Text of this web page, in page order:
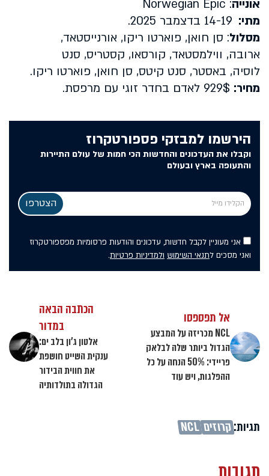
אונייה:
Norwegian Epic
מתי: 14-19 בדצמבר 2025.
מסלול: סן חואן, פוארטו ריקו, אורנייסטאד,
ארובה, ווילמסטאד, קורסאו, קסטריס, סנט
לוסיה, באסטר, סנט קיטס, סן חואן, פוארטו ריקו.
מחיר:
929$ לאדם בחדר זוגי עם מרפסת.
הירשמו למבזקי פספורטקרוז
וקבלו את העדכונים והחדשות הכי חמות של עולם התיירות
והתעופה בארץ ובעולם
אני מעוניין לקבל חדשות, עדכונים והודעות פרסומיות מפספורטקרוז
ואני מסכים לתנאי השימוש ולמדיניות פרטיות.
אל תפספסו
NCL מכריזה על המבצע
הגדול ביותר שלה לבלאק
פריידי: 50% הנחה על כל
ההפלגות, ויש עוד
הכתבה הבאה
במדור
אלטון ג'ון בלב ים:
ענקית השייט חושפת
את חווית הבידור
הגדולה בתולדותיה
תגיות:קרוזים NCL